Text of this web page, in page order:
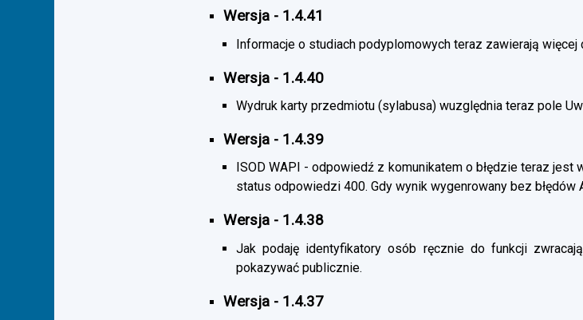
Wersja - 1.4.41
Informacje o studiach podyplomowych teraz zawierają więcej
Wersja - 1.4.40
Wydruk karty przedmiotu (sylabusa) wuzględnia teraz pole
Wersja - 1.4.39
ISOD WAPI - odpowiedź z komunikatem o błędzie teraz
status odpowiedzi 400. Gdy wynik wygenrowany bez błędów
Wersja - 1.4.38
Jak podaję identyfikatory osób ręcznie do funkcji
pokazywać publicznie.
Wersja - 1.4.37